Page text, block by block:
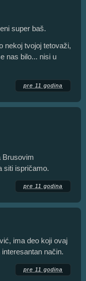
super baš.
nekoj tvojoj tetovaži,
nas bilo... nisi u
pre 11 godina
Brusovim
siti ispričamo.
pre 11 godina
ima deo koji ovaj
način.
pre 11 godina